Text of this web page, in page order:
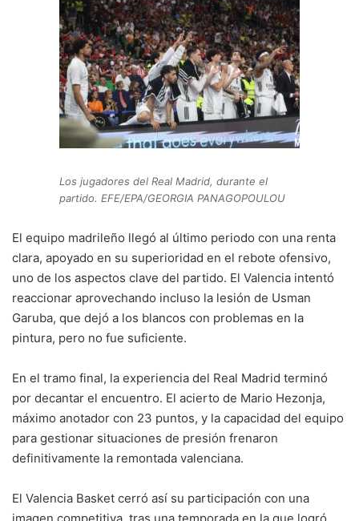
Los jugadores del Real Madrid, durante el
partido. EFE/EPA/GEORGIA PANAGOPOULOU
El equipo madrileño llegó al último periodo con una renta
clara, apoyado en su superioridad en el rebote ofensivo,
uno de los aspectos clave del partido. El Valencia intentó
reaccionar aprovechando incluso la lesión de Usman
Garuba, que dejó a los blancos con problemas en la
pintura, pero no fue suficiente.
En el tramo final, la experiencia del Real Madrid terminó
por decantar el encuentro. El acierto de Mario Hezonja,
máximo anotador con 23 puntos, y la capacidad del equipo
para gestionar situaciones de presión frenaron
definitivamente la remontada valenciana.
El Valencia Basket cerró así su participación con una